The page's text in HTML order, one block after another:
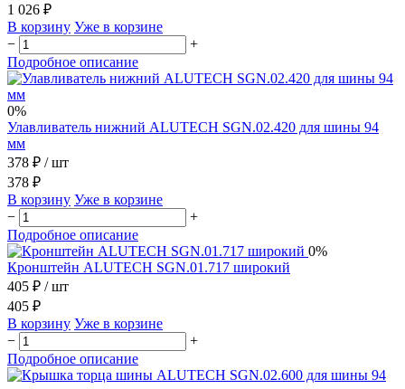
1 026 ₽
В корзину Уже в корзине
−
+
Подробное описание
0%
Улавливатель нижний ALUTECH SGN.02.420 для шины 94
мм
378 ₽ / шт
378 ₽
В корзину Уже в корзине
−
+
Подробное описание
0%
Кронштейн ALUTECH SGN.01.717 широкий
405 ₽ / шт
405 ₽
В корзину Уже в корзине
−
+
Подробное описание